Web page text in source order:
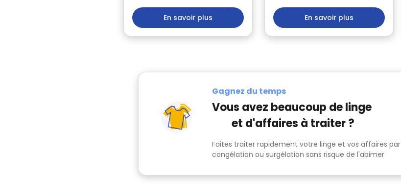
En savoir plus En savoir plus
Gagnez du temps
Vous avez beaucoup de linge
et d'affaires à traiter ?
Faites traiter rapidement votre linge et vos affaires par
congélation ou surgélation sans risque de l'abimer